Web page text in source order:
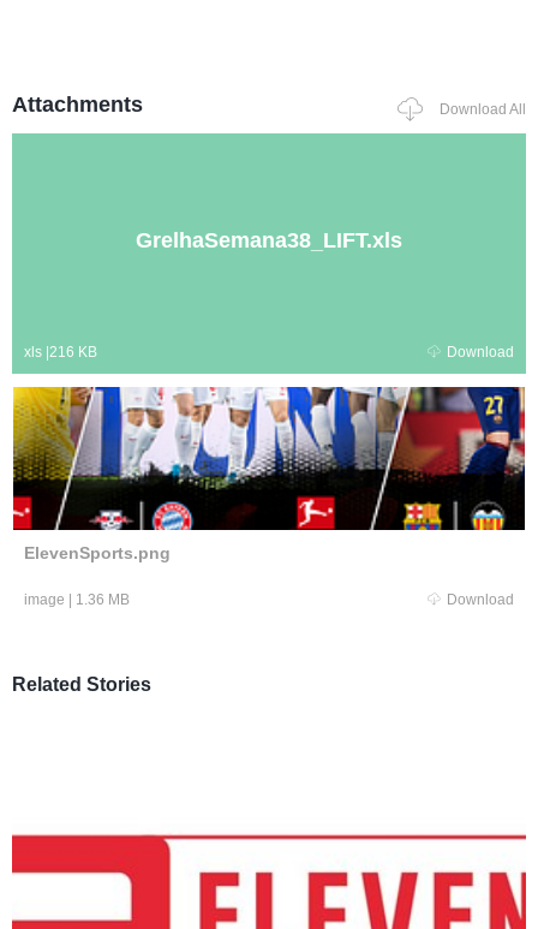
Attachments Download All
GrelhaSemana38_LIFT.xls
xls 216 KB Download
ElevenSports.png
image 1.36 MB Download
Related Stories